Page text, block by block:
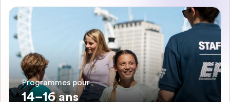
Programmes pour
14–16 ans